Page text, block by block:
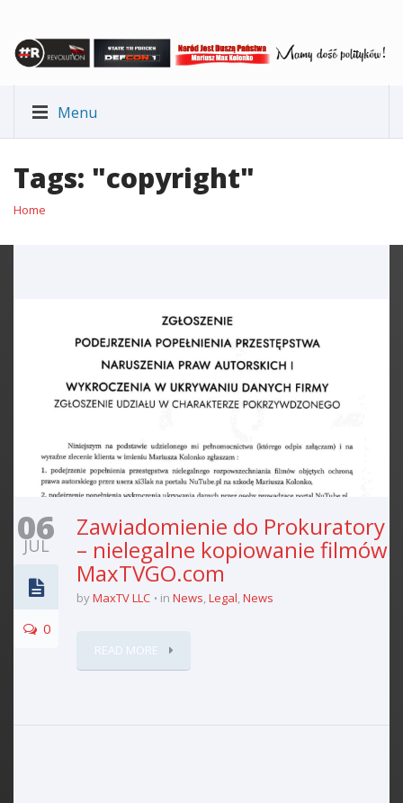
Menu
Tags: "copyright"
Home
06
JUL
0
Zawiadomienie do Prokuratory
– nielegalne kopiowanie filmów
MaxTVGO.com
byMaxTV LLC in News,Legal,News
READ MORE